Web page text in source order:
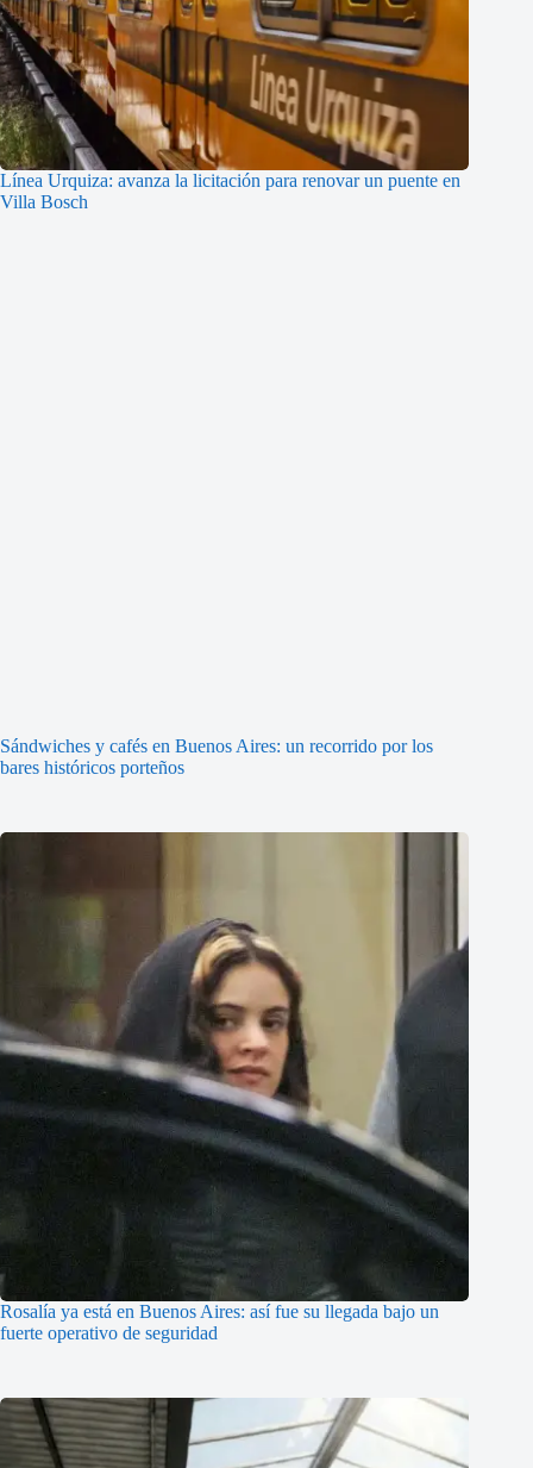
Línea Urquiza: avanza la licitación para renovar un puente en
Villa Bosch
Sándwiches y cafés en Buenos Aires: un recorrido por los
bares históricos porteños
Rosalía ya está en Buenos Aires: así fue su llegada bajo un
fuerte operativo de seguridad